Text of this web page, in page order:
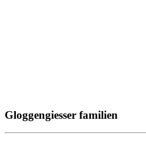
Gloggengiesser familien